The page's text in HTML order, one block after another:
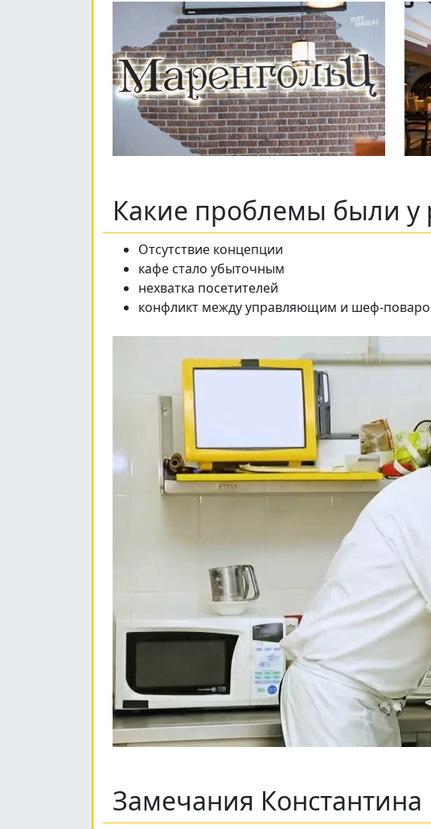
Какие проблемы были у
Отсутствие концепции
кафе стало убыточным
нехватка посетителей
конфликт между управляющим и шеф-
Замечания Константина